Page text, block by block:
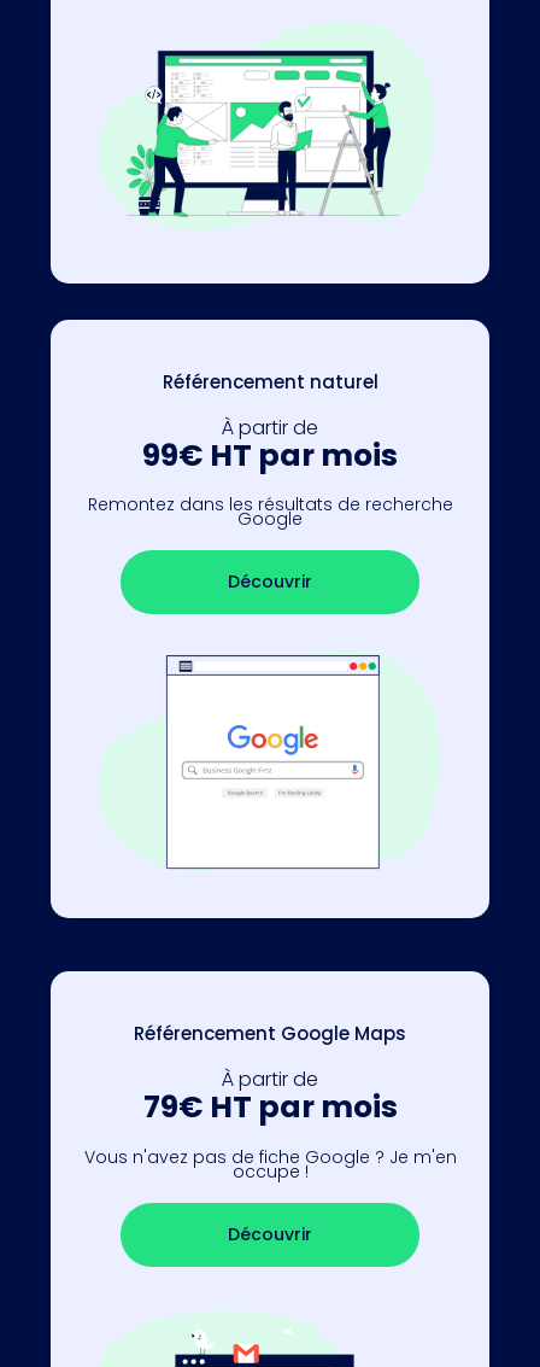
Référencement naturel
À partir de
99€ HT par mois
Remontez dans les résultats de recherche
Google
Découvrir
Référencement Google Maps
À partir de
79€ HT par mois
Vous n'avez pas de fiche Google ? Je m'en
occupe !
Découvrir